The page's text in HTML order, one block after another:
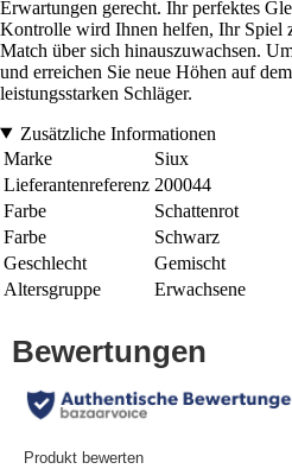
Erwartungen gerecht. Ihr perfektes
Kontrolle wird Ihnen helfen, Ihr Spiel
Match über sich hinauszuwachsen.
und erreichen Sie neue Höhen auf
leistungsstarken Schläger.
Zusätzliche Informationen
Marke
Siux
Lieferantenreferenz 200044
Farbe
Schattenrot
Farbe
Schwarz
Geschlecht
Gemischt
Altersgruppe
Erwachsene